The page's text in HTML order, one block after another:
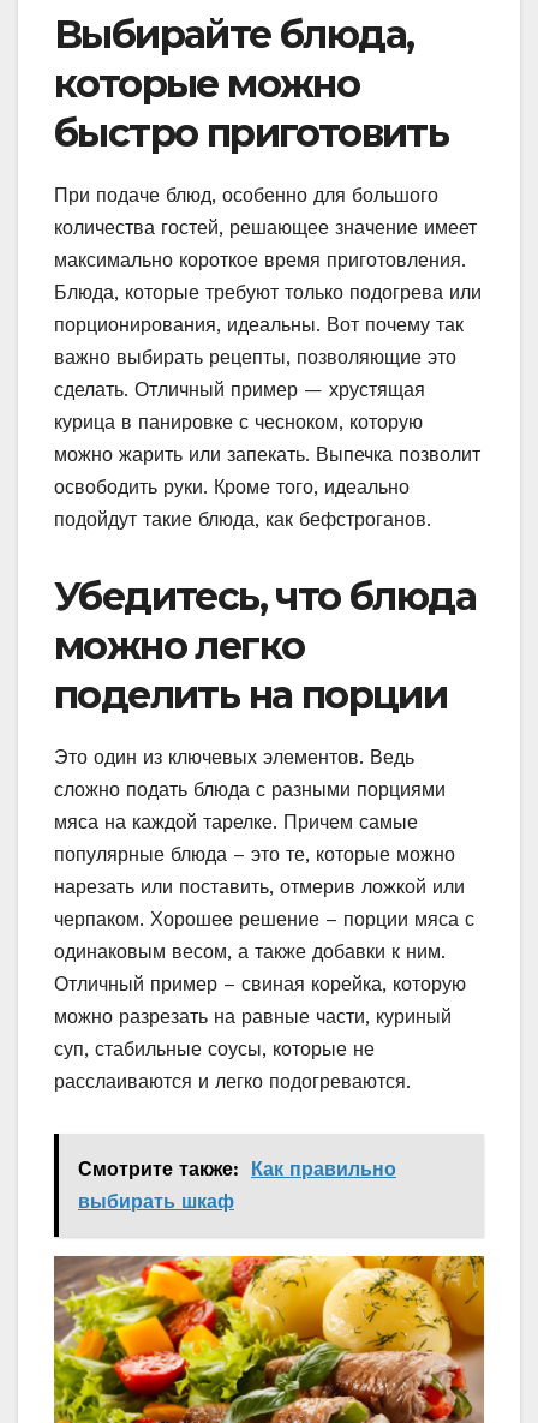
Выбирайте блюда,
которые можно
быстро приготовить
При подаче блюд, особенно для большого
количества гостей, решающее значение имеет
максимально короткое время приготовления.
Блюда, которые требуют только подогрева или
порционирования, идеальны. Вот почему так
важно выбирать рецепты, позволяющие это
сделать. Отличный пример — хрустящая
курица в панировке с чесноком, которую
можно жарить или запекать. Выпечка позволит
освободить руки. Кроме того, идеально
подойдут такие блюда, как бефстроганов.
Убедитесь, что блюда
можно легко
поделить на порции
Это один из ключевых элементов. Ведь
сложно подать блюда с разными порциями
мяса на каждой тарелке. Причем самые
популярные блюда – это те, которые можно
нарезать или поставить, отмерив ложкой или
черпаком. Хорошее решение – порции мяса с
одинаковым весом, а также добавки к ним.
Отличный пример – свиная корейка, которую
можно разрезать на равные части, куриный
суп, стабильные соусы, которые не
расслаиваются и легко подогреваются.
Смотрите также:
Как правильно
выбирать шкаф